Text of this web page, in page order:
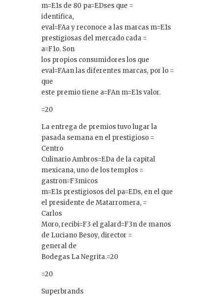
m=E1s de 80 pa=EDses que =
identifica,
eval=FAa y reconoce a las marcas m=E1s
prestigiosas del mercado cada =
a=F1o. Son
los propios consumidores los que
eval=FAan las diferentes marcas, por lo =
que
este premio tiene a=FAn m=E1s valor.
=20
La entrega de premios tuvo lugar la
pasada semana en el prestigioso =
Centro
Culinario Ambros=EDa de la capital
mexicana, uno de los templos =
gastron=F3micos
m=E1s prestigiosos del pa=EDs, en el que
el presidente de Matarromera, =
Carlos
Moro, recibi=F3 el galard=F3n de manos
de Luciano Besoy, director =
general de
Bodegas La Negrita.=20
=20
Superbrands